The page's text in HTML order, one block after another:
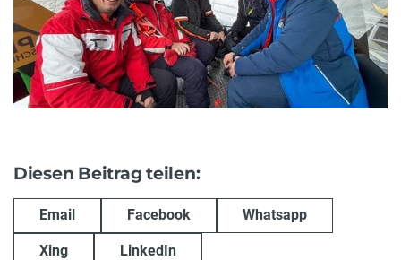
Diesen Beitrag teilen:
Email Facebook Whatsapp
Xing LinkedIn